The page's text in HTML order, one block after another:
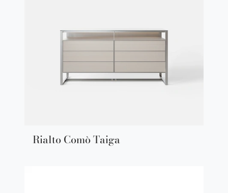
Rialto Comò Taiga